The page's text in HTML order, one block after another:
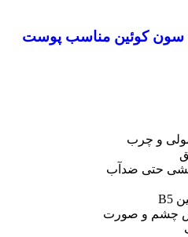
سون کوئین مناسب پوست
و چرب
حتی ضدآب
چشم و صورت